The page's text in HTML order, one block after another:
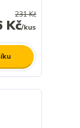
231 Kč
Kč/kus